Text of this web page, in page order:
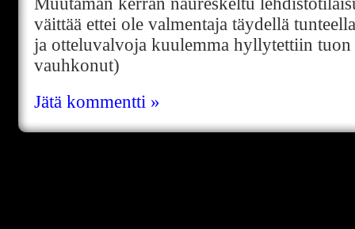
väittää ettei ole valmentaja täydellä
ja otteluvalvoja kuulemma hyllytettiin
vauhkonut)
Jätä kommentti »